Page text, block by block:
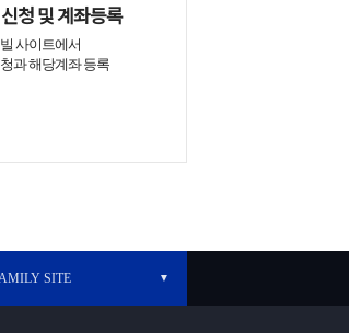
청 및 계좌등록
사이트에서
과 해당계좌 등록
SITE ▼